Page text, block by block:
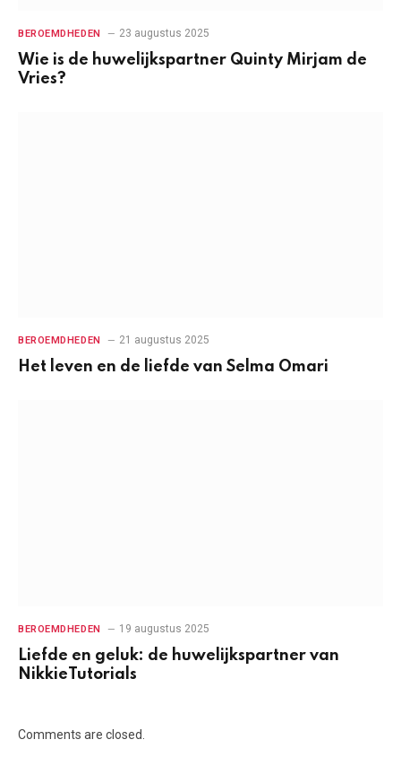
BEROEMDHEDEN 23 augustus 2025
Wie is de huwelijkspartner Quinty Mirjam de
Vries?
BEROEMDHEDEN 21 augustus 2025
Het leven en de liefde van Selma Omari
BEROEMDHEDEN 19 augustus 2025
Liefde en geluk: de huwelijkspartner van
NikkieTutorials
Comments are closed.